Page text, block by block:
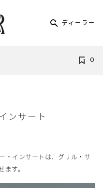
ンサート
・インサートは、グリル・サ
ます。
ディーラー
0